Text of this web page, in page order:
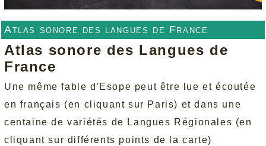
Atlas sonore des langues de France
Atlas sonore des Langues de
France
Une même fable d'Esope peut être lue et écoutée
en français (en cliquant sur Paris) et dans une
centaine de variétés de Langues Régionales (en
cliquant sur différents points de la carte)